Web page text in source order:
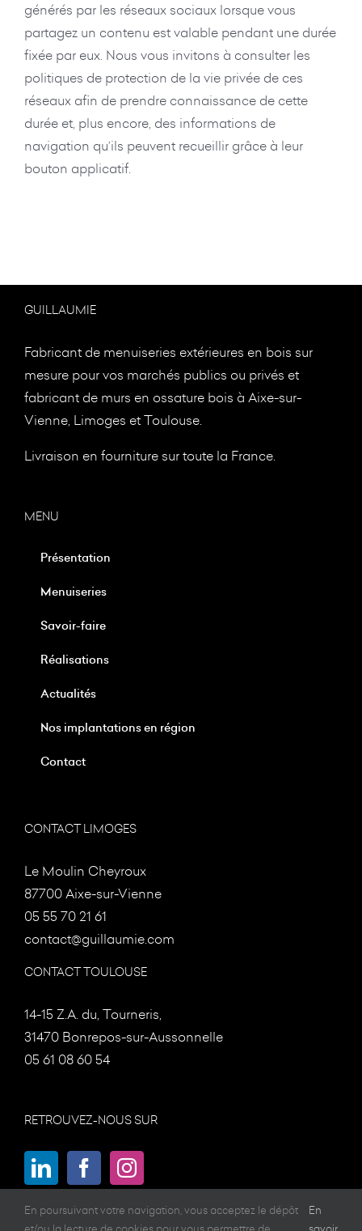
générés par les réseaux sociaux lorsque vous
partagez un contenu est valable pendant une durée
fixée par eux. Nous vous invitons à consulter les
politiques de protection de la vie privée de ces
réseaux afin de prendre connaissance de cette
durée et, plus encore, des informations de
navigation qu’ils peuvent recueillir grâce à leur
bouton applicatif.
GUILLAUMIE
Fabricant de menuiseries extérieures en bois sur
mesure pour vos marchés publics ou privés et
fabricant de murs en ossature bois à Aixe-sur-
Vienne, Limoges et Toulouse.
Livraison en fourniture sur toute la France.
MENU
Présentation
Menuiseries
Savoir-faire
Réalisations
Actualités
Nos implantations en région
Contact
CONTACT LIMOGES
Le Moulin Cheyroux
87700 Aixe-sur-Vienne
05 55 70 21 61
contact@guillaumie.com
CONTACT TOULOUSE
14-15 Z.A. du, Tourneris,
31470 Bonrepos-sur-Aussonnelle
05 61 08 60 54
RETROUVEZ-NOUS SUR
En poursuivant votre navigation, vous acceptez le dépôt
En